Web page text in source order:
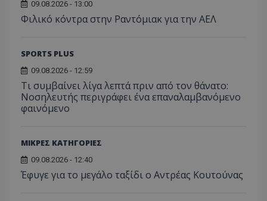
09.08.2026 - 13:00
Φιλικό κόντρα στην Ραντόμιακ για την ΑΕΛ
SPORTS PLUS
09.08.2026 - 12:59
Τι συμβαίνει λίγα λεπτά πριν από τον θάνατο:
Νοσηλευτής περιγράφει ένα επαναλαμβανόμενο
φαινόμενο
ΜΙΚΡΕΣ ΚΑΤΗΓΟΡΙΕΣ
09.08.2026 - 12:40
Έφυγε για το μεγάλο ταξίδι ο Αντρέας Κουτούνας